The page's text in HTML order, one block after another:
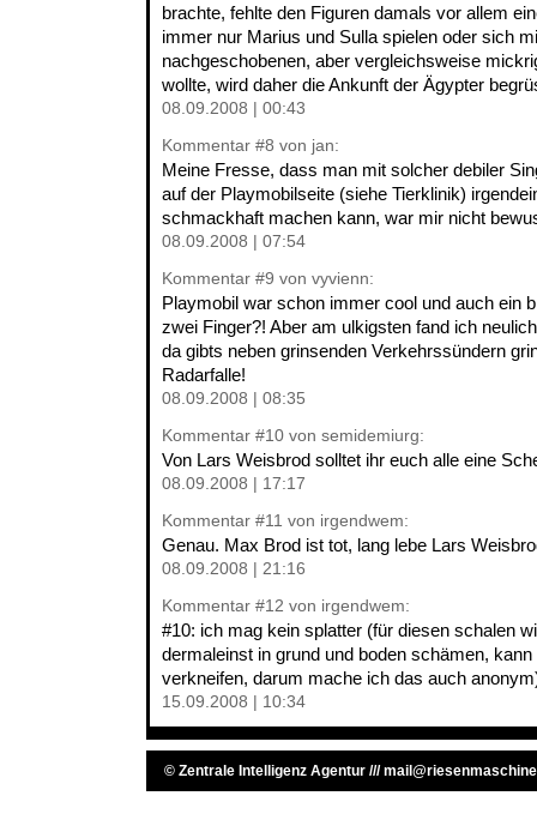
brachte, fehlte den Figuren damals vor allem
immer nur Marius und Sulla spielen oder sich
nachgeschobenen, aber vergleichsweise
wollte, wird daher die Ankunft der Ägypter
08.09.2008 | 00:43
Kommentar #8 von jan:
Meine Fresse, dass man mit solcher debiler
auf der Playmobilseite (siehe Tierklinik)
schmackhaft machen kann, war mir nicht
08.09.2008 | 07:54
Kommentar #9 von vyvienn:
Playmobil war schon immer cool und auch ein
zwei Finger?! Aber am ulkigsten fand ich
da gibts neben grinsenden Verkehrssündern
Radarfalle!
08.09.2008 | 08:35
Kommentar #10 von semidemiurg:
Von Lars Weisbrod solltet ihr euch alle eine
08.09.2008 | 17:17
Kommentar #11 von irgendwem:
Genau. Max Brod ist tot, lang lebe Lars
08.09.2008 | 21:16
Kommentar #12 von irgendwem:
#10: ich mag kein splatter (für diesen schalen
dermaleinst in grund und boden schämen,
verkneifen, darum mache ich das auch
15.09.2008 | 10:34
© Zentrale Intelligenz Agentur ///